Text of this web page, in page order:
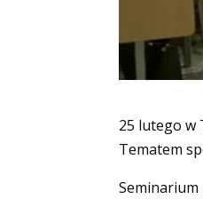
25 lutego w
Tematem
Seminarium